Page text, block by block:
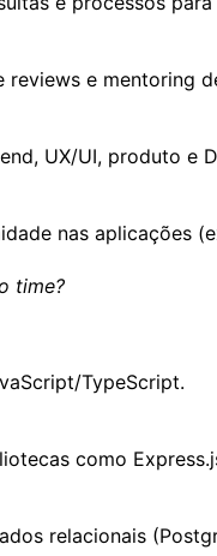
e mentoring
UX/UI, produto e
nas aplicações
time?
TypeScript.
como
relacionais